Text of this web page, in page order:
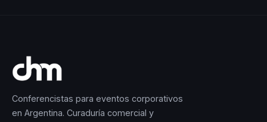
Conferencistas para eventos corporativos
en Argentina. Curaduría comercial y